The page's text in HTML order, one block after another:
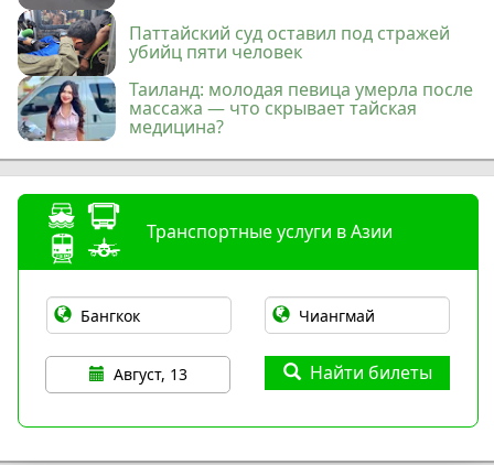
Паттайский суд оставил под стражей
убийц пяти человек
Таиланд: молодая певица умерла после
массажа — что скрывает тайская
медицина?
Транспортные услуги в Азии
Август, 13 Найти билеты